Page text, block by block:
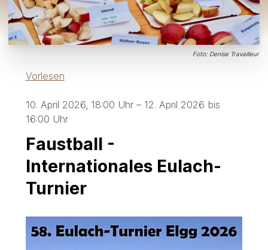
Foto: Denise Travailleur
Vorlesen
Faustball -
Internationales Eulach-
Turnier
10. April 2026, 18:00 Uhr – 12. April 2026 bis
16:00 Uhr